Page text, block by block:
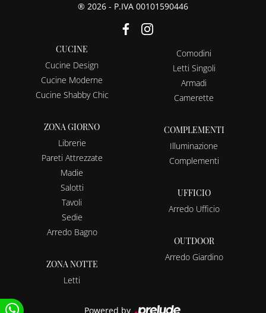
® 2026 - P.IVA 00101590446
CUCINE
Cucine Design
Cucine Moderne
Cucine Shabby Chic
ZONA GIORNO
Librerie
Pareti Attrezzate
Madie
Salotti
Tavoli
Sedie
Arredo Bagno
ZONA NOTTE
Letti
Comodini
Letti Singoli
Armadi
Camerette
COMPLEMENTI
Illuminazione
Complementi
UFFICIO
Arredo Ufficio
OUTDOOR
Arredo Giardino
Powered by